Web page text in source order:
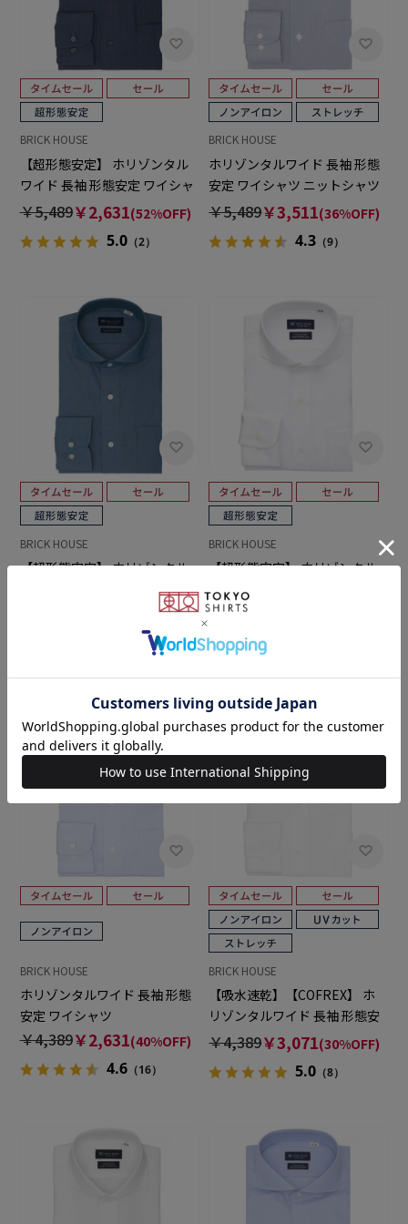
BRICK HOUSE
【超形態安定】 ホリゾンタル
ワイド 長袖 形態安定 ワイシャ
ツ
￥5,489￥2,631(52%OFF)
5.0（2）
BRICK HOUSE
ホリゾンタルワイド 長袖 形態
安定 ワイシャツ ニットシャツ
ストレッチ （使用素材：東レ
FIELDSENSOR(R)秒乾(R)）
￥5,489￥3,511(36%OFF)
4.3 （9）
BRICK HOUSE
【超形態安定】 ホリゾンタル
ワイド 長袖 形態安定 ワイシャ
(52%OFF)
（6）
BRICK HOUSE
【超形態安定】 ホリゾンタル
ワイド 長袖 形態安定 綿100%
ワイシャツ
￥6,589
BRICK HOUSE
ホリゾンタルワイド 長袖 形態
安定 ワイシャツ
￥4,389￥2,631(40%OFF)
4.6（16）
BRICK HOUSE
【吸水速乾】【COFREX】 ホ
リゾンタルワイド 長袖 形態安
定 ワイシャツ
￥4,389￥3,071(30%OFF)
5.0 （8）